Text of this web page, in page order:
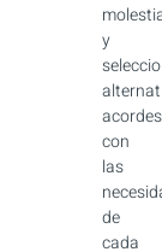
y
acordes
con
las
de
cada